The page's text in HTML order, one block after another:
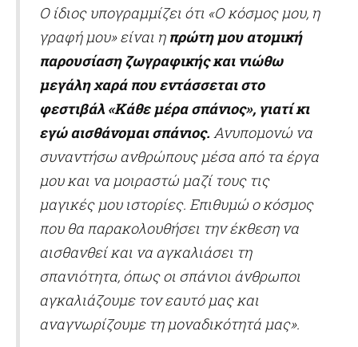
Ο ίδιος υπογραμμίζει ότι «Ο κόσμος μου, η
γραφή μου» είναι η πρώτη μου ατομική
παρουσίαση ζωγραφικής και νιώθω
μεγάλη χαρά που εντάσσεται στο
φεστιβάλ «Κάθε μέρα σπάνιος», γιατί κι
εγώ αισθάνομαι σπάνιος. Ανυπομονώ να
συναντήσω ανθρώπους μέσα από τα έργα
μου και να μοιραστώ μαζί τους τις
μαγικές μου ιστορίες. Επιθυμώ ο κόσμος
που θα παρακολουθήσει την έκθεση να
αισθανθεί και να αγκαλιάσει τη
σπανιότητα, όπως οι σπάνιοι άνθρωποι
αγκαλιάζουμε τον εαυτό μας και
αναγνωρίζουμε τη μοναδικότητά μας».